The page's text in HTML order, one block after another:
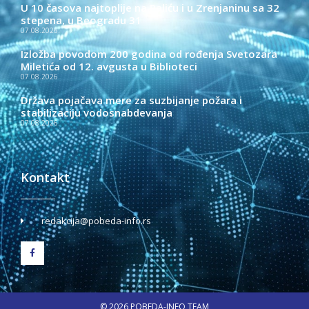
U 10 časova najtoplije na Paliću i u Zrenjaninu sa 32
stepena, u Beogradu 31
07.08.2026.
Izložba povodom 200 godina od rođenja Svetozara
Miletića od 12. avgusta u Biblioteci
07.08.2026.
Država pojačava mere za suzbijanje požara i
stabilizaciju vodosnabdevanja
07.08.2026.
Kontakt
redakcija@pobeda-info.rs
© 2026 POBEDA-INFO TEAM